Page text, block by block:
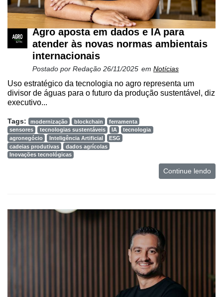
Agro aposta em dados e IA para
atender às novas normas ambientais
internacionais
Postado por Redação 26/11/2025 em Notícias
Uso estratégico da tecnologia no agro representa um
divisor de águas para o futuro da produção sustentável, diz
executivo...
Tags: modernização blockchain
ferramenta
sensores
tecnologias sustentáveis IA
tecnologia
agronegócio
Inteligência Artificial
ESG
cadeias produtivas
dados agrícolas
Inovações tecnológicas
Continue lendo